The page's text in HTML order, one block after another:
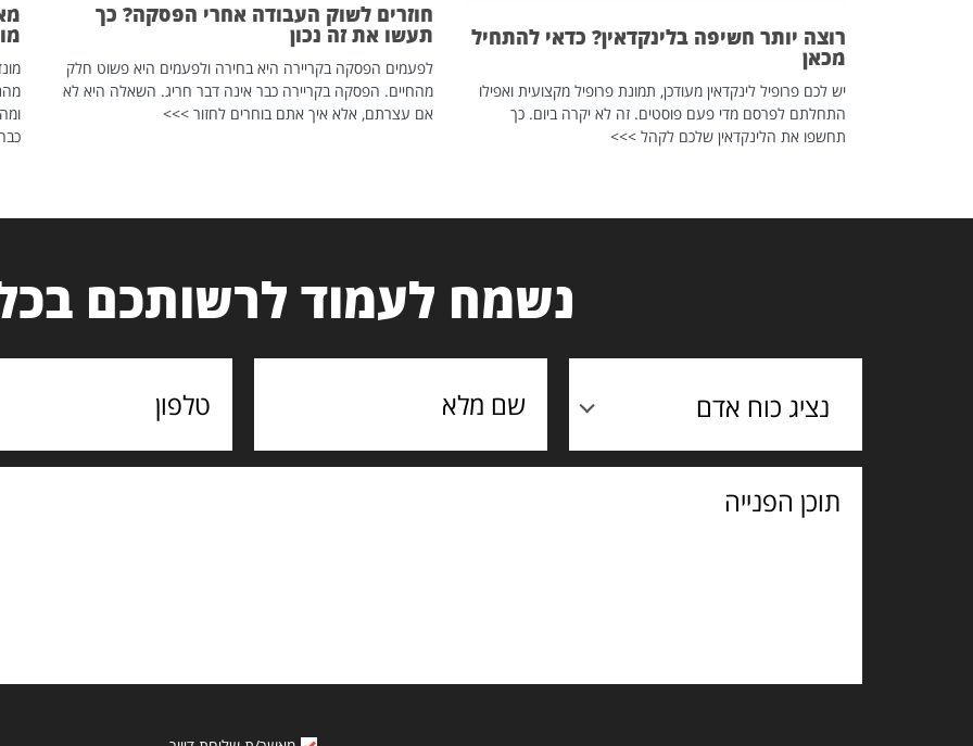
רוצה יותר חשיפה בלינקדאין? כדאי להתחיל
מכאן
יש לכם פרופיל לינקדאין מעודכן, תמונת פרופיל מקצועית ואפילו
התחלתם לפרסם מדי פעם פוסטים. זה לא יקרה ביום. כך
תחשפו את הלינקדאין שלכם לקהל >>>
חוזרים לשוק העבודה אחרי הפסקה? כך
תעשו את זה נכון
לפעמים הפסקה בקריירה היא בחירה ולפעמים היא פשוט חלק
מהחיים. הפסקה בקריירה כבר אינה דבר חריג. השאלה היא לא
אם עצרתם, אלא איך אתם בוחרים לחזור >>>
נשמח לעמוד לרשותכם
נציג כוח אדם
תוכן